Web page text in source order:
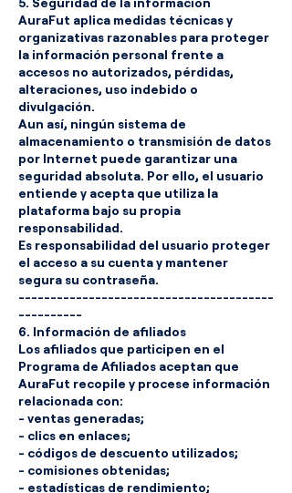
AuraFut aplica medidas técnicas y
organizativas razonables para proteger
la información personal frente a
accesos no autorizados, pérdidas,
alteraciones, uso indebido o
divulgación.
Aun así, ningún sistema de
almacenamiento o transmisión de datos
por Internet puede garantizar una
seguridad absoluta. Por ello, el usuario
entiende y acepta que utiliza la
plataforma bajo su propia
responsabilidad.
Es responsabilidad del usuario proteger
el acceso a su cuenta y mantener
segura su contraseña.
----------------------------------------
----------
6. Información de afiliados
Los afiliados que participen en el
Programa de Afiliados aceptan que
AuraFut recopile y procese información
relacionada con:
- ventas generadas;
- clics en enlaces;
- códigos de descuento utilizados;
- comisiones obtenidas;
- estadísticas de rendimiento;